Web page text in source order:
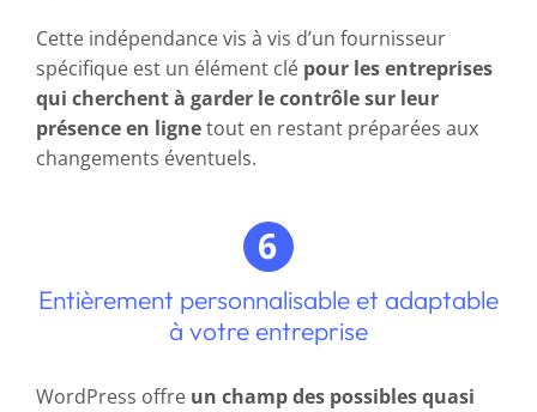
Cette indépendance vis à vis d’un fournisseur
spécifique est un élément clé pour les entreprises
qui cherchent à garder le contrôle sur leur
présence en lignetout en restant préparées aux
changements éventuels.
Entièrement personnalisable et adaptable
à votre entreprise
WordPress offre un champ des possibles quasi